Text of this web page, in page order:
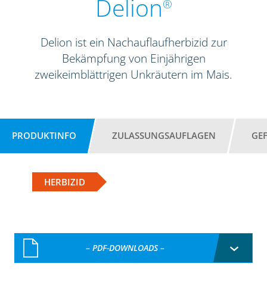
Delion®
Delion ist ein Nachauflaufherbizid zur
Bekämpfung von Einjährigen
zweikeimblättrigen Unkräutern im Mais.
PRODUKTINFO ZULASSUNGSAUFLAGEN
HERBIZID
– PDF-DOWNLOADS –